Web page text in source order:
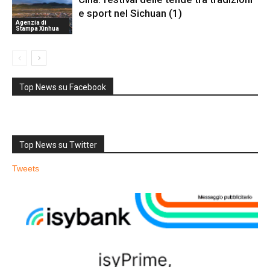
Agenzia di
Stampa Xinhua
e sport nel Sichuan (1)
Top News su Facebook
Top News su Twitter
Tweets